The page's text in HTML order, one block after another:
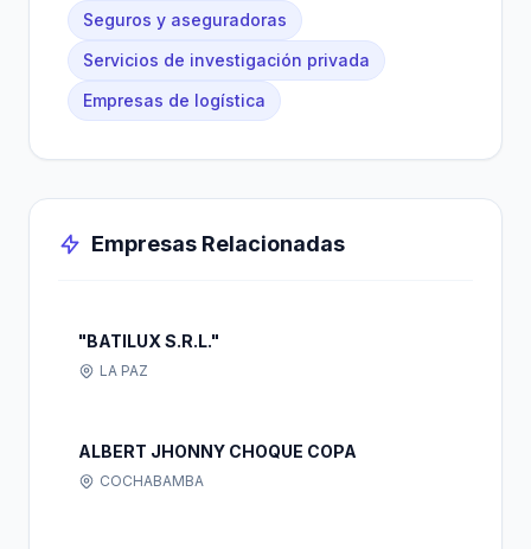
Seguros y aseguradoras
Servicios de investigación privada
Empresas de logística
Empresas Relacionadas
"BATILUX S.R.L."
LA PAZ
ALBERT JHONNY CHOQUE COPA
COCHABAMBA